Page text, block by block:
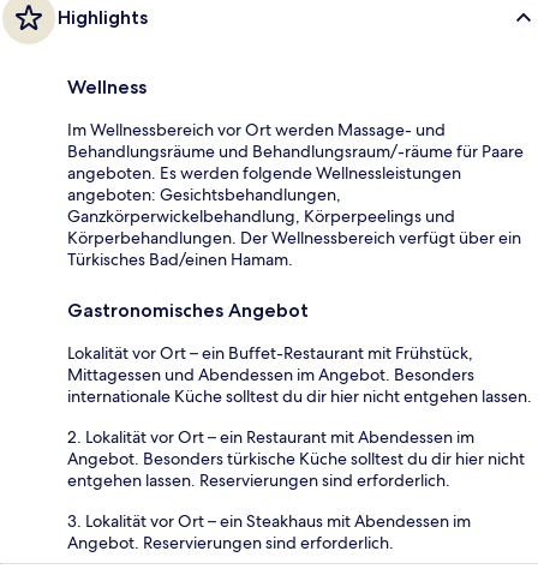
Highlights
Wellness
Im Wellnessbereich vor Ort werden Massage- und
Behandlungsräume und Behandlungsraum/-räume für Paare
angeboten. Es werden folgende Wellnessleistungen
angeboten: Gesichtsbehandlungen,
Ganzkörperwickelbehandlung, Körperpeelings und
Körperbehandlungen. Der Wellnessbereich verfügt über ein
Türkisches Bad/einen Hamam.
Gastronomisches Angebot
Lokalität vor Ort – ein Buffet-Restaurant mit Frühstück,
Mittagessen und Abendessen im Angebot. Besonders
internationale Küche solltest du dir hier nicht entgehen lassen.
2. Lokalität vor Ort – ein Restaurant mit Abendessen im
Angebot. Besonders türkische Küche solltest du dir hier nicht
entgehen lassen. Reservierungen sind erforderlich.
3. Lokalität vor Ort – ein Steakhaus mit Abendessen im
Angebot. Reservierungen sind erforderlich.